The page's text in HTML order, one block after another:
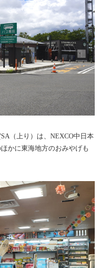
（上り）は、NEXCO中日本
かに東海地方のおみやげも